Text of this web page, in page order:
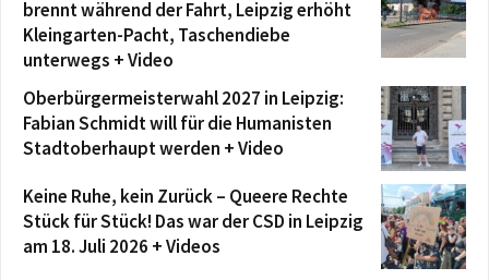
brennt während der Fahrt, Leipzig erhöht
Kleingarten-Pacht, Taschendiebe
unterwegs + Video
Oberbürgermeisterwahl 2027 in Leipzig:
Fabian Schmidt will für die Humanisten
Stadtoberhaupt werden + Video
Keine Ruhe, kein Zurück – Queere Rechte
Stück für Stück! Das war der CSD in Leipzig
am 18. Juli 2026 + Videos